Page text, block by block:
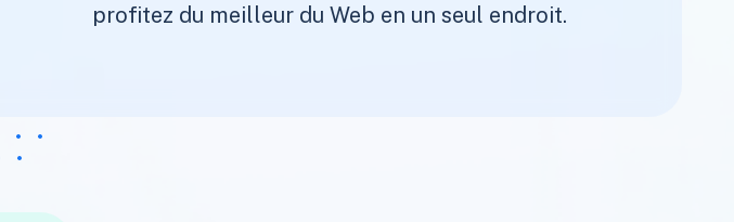
profitez du meilleur du Web en un seul endroit.